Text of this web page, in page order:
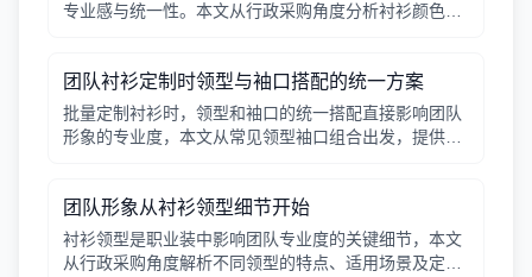
专业感与统一性。本文从行政采购角度分析衬衫颜色的
团队衬衫定制时领型与袖口搭配的统一方案
批量定制衬衫时，领型和袖口的统一搭配直接影响团队
形象的专业度，本文从常见领型袖口组合出发，提供行
团队形象从衬衫领型细节开始
衬衫领型是职业装中影响团队专业度的关键细节，本文
从行政采购角度解析不同领型的特点、适用场景及定制